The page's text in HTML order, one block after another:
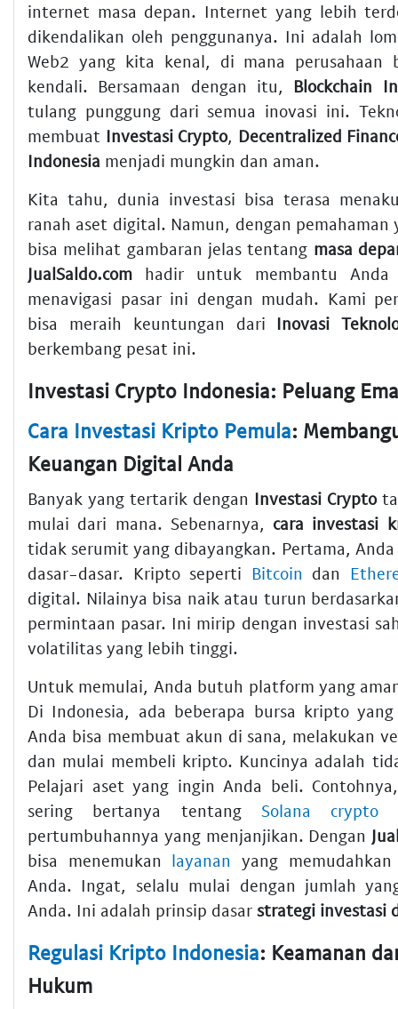
internet masa depan. Internet yang lebih
dikendalikan oleh penggunanya. Ini adalah
Web2 yang kita kenal, di mana perusahaan
kendali. Bersamaan dengan itu, Blockchain
tulang punggung dari semua inovasi ini.
membuat Investasi Crypto, Decentralized
Indonesia menjadi mungkin dan aman.
Kita tahu, dunia investasi bisa terasa
ranah aset digital. Namun, dengan pemahaman
bisa melihat gambaran jelas tentang masa
JualSaldo.com hadir untuk membantu Anda
menavigasi pasar ini dengan mudah. Kami
bisa meraih keuntungan dari Inovasi
berkembang pesat ini.
Cara Investasi Kripto Pemula:
Keuangan Digital Anda
Banyak yang tertarik dengan Investasi Crypto
mulai dari mana. Sebenarnya, cara investasi
tidak serumit yang dibayangkan. Pertama,
dasar-dasar. Kripto seperti Bitcoin dan
digital. Nilainya bisa naik atau turun
permintaan pasar. Ini mirip dengan investasi
volatilitas yang lebih tinggi.
Untuk memulai, Anda butuh platform yang
Di Indonesia, ada beberapa bursa kripto
Anda bisa membuat akun di sana, melakukan
dan mulai membeli kripto. Kuncinya adalah
Pelajari aset yang ingin Anda beli.
sering bertanya tentang Solana crypto
pertumbuhannya yang menjanjikan. Dengan
bisa menemukan layanan
yang
Anda. Ingat, selalu mulai dengan jumlah
Anda. Ini adalah prinsip dasar strategi investasi
Regulasi Kripto Indonesia: Keamanan
Hukum